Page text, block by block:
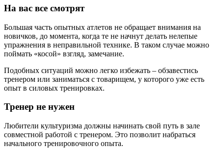
На вас все смотрят
Большая часть опытных атлетов не обращает внимания на
новичков, до момента, когда те не начнут делать нелепые
упражнения в неправильной технике. В таком случае можно
поймать «косой» взгляд, замечание.
Подобных ситуаций можно легко избежать – обзавестись
тренером или заниматься с товарищем, у которого уже есть
опыт в силовых тренировках.
Тренер не нужен
Любители культуризма должны начинать свой путь в зале
совместной работой с тренером. Это позволит набраться
начального тренировочного опыта.